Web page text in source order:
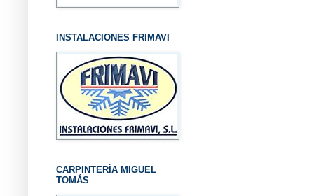
INSTALACIONES FRIMAVI
CARPINTERÍA MIGUEL
TOMÁS